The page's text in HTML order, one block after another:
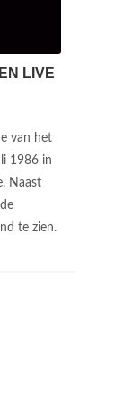
LIVE
van het
1986 in
Naast
te zien.